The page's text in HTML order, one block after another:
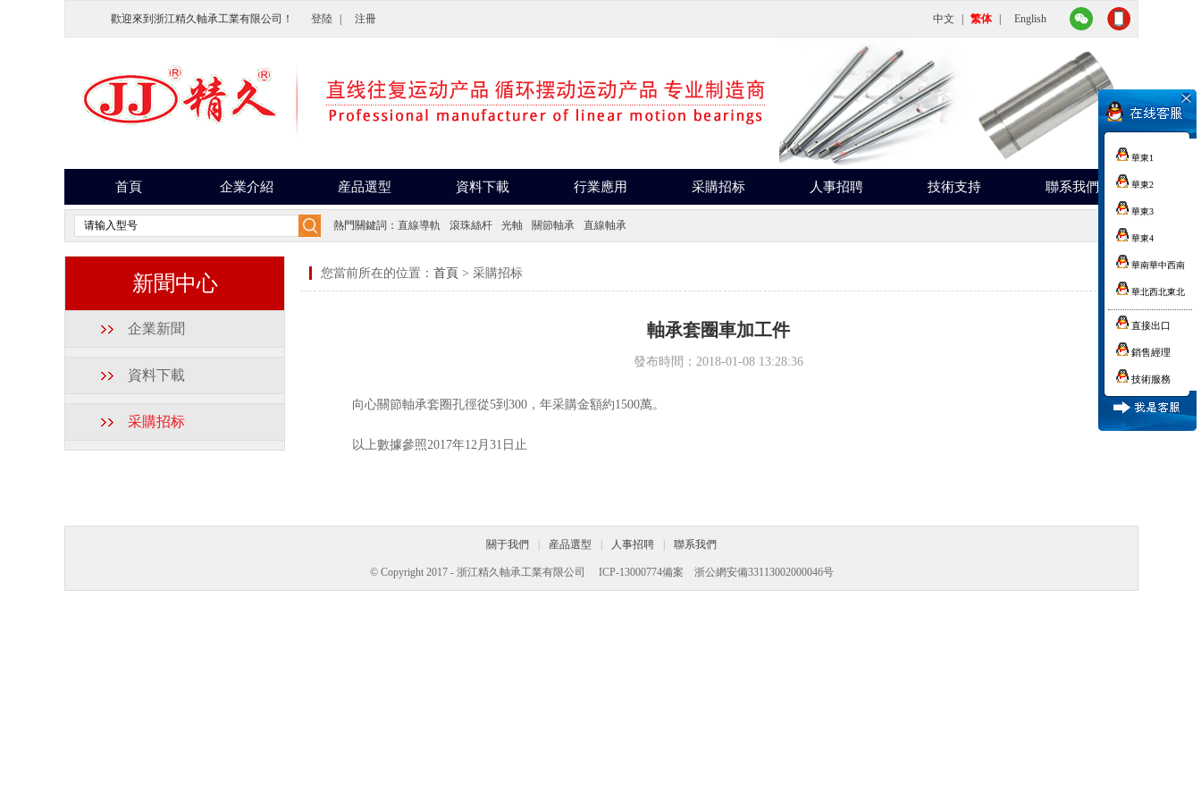
歡迎來到浙江精久軸承工業有限公司！ 登陸 注冊 中文 繁体 English
首頁 企業介紹 産品選型 資料下載 行業應用 采購招标 人事招聘 技術支持 聯系我們
熱門關鍵詞： 直線導軌 滾珠絲杆 光軸 關節軸承 直線軸承
新聞中心
企業新聞
資料下載
采購招标
您當前所在的位置： 首頁 > 采購招标
軸承套圈車加工件
發布時間：2018-01-08 13:28:36
向心關節軸承套圈孔徑從5到300，年采購金額約1500萬。
以上數據參照2017年12月31日止
關于我們 産品選型 人事招聘 聯系我們
© Copyright 2017 - 浙江精久軸承工業有限公司 ICP-13000774備案 浙公網安備33113002000046号
華東1
華東2
華東3
華東4
華南華中西南
華北西北東北
直接出口
銷售經理
技術服務